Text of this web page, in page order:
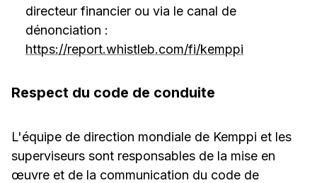
directeur financier ou via le canal de
dénonciation :
https://report.whistleb.com/fi/kemppi
Respect du code de conduite
L'équipe de direction mondiale de Kemppi et les
superviseurs sont responsables de la mise en
œuvre et de la communication du code de